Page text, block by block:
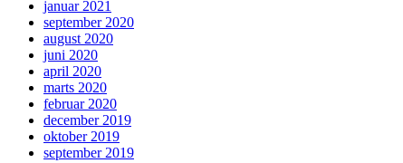
januar 2021
september 2020
august 2020
juni 2020
april 2020
marts 2020
februar 2020
december 2019
oktober 2019
september 2019